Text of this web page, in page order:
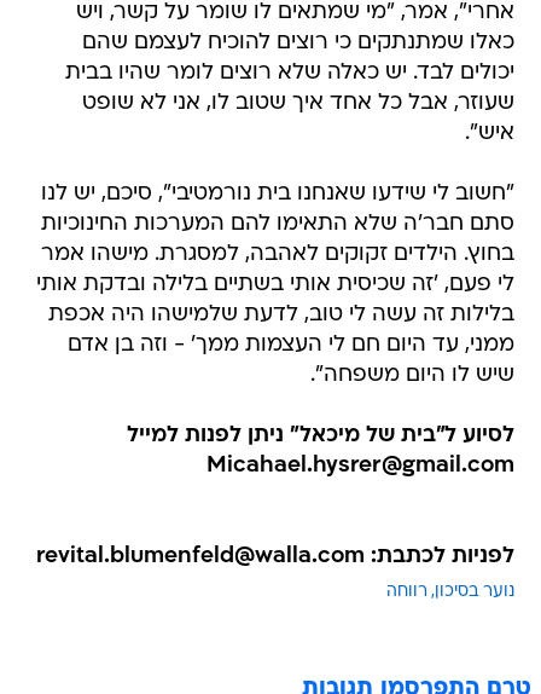
אחרי", אמר, "מי שמתאים לו שומר על קשר, ויש
כאלו שמתנתקים כי רוצים להוכיח לעצמם שהם
יכולים לבד. יש כאלה שלא רוצים לומר שהיו בבית
שעוזר, אבל כל אחד איך שטוב לו, אני לא שופט
איש".
"חשוב לי שידעו שאנחנו בית נורמטיבי", סיכם, יש לנו
סתם חבר'ה שלא התאימו להם המערכות החינוכיות
בחוץ. הילדים זקוקים לאהבה, למסגרת. מישהו אמר
לי פעם, 'זה שכיסית אותי בשתיים בלילה ובדקת אותי
בלילות זה עשה לי טוב, לדעת שלמישהו היה אכפת
ממני, עד היום חם לי העצמות ממך' - וזה בן אדם
שיש לו היום משפחה".
לסיוע ל"בית של מיכאל" ניתן לפנות למייל
Micahael.hysrer@gmail.com
לפניות לכתבת: revital.blumenfeld@walla.com
נוער בסיכון רווחה